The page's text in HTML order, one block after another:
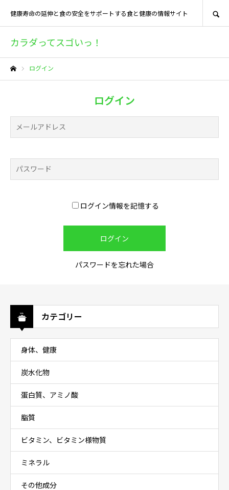
カラダってスゴいっ！
健康寿命の延伸と食の安全をサポートする食と健康の情報サイト
ログイン
ログイン
ログイン情報を記憶する
パスワードを忘れた場合
カテゴリー
身体、健康
炭水化物
蛋白質、アミノ酸
脂質
ビタミン、ビタミン様物質
ミネラル
その他成分